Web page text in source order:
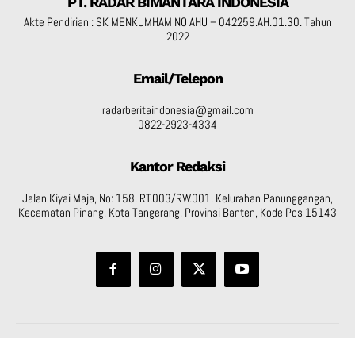
Akte Pendirian : SK MENKUMHAM NO AHU – 042259.AH.01.30. Tahun
2022
Email/Telepon
radarberitaindonesia@gmail.com
0822-2923-4334
Kantor Redaksi
Jalan Kiyai Maja, No: 158, RT.003/RW.001, Kelurahan Panunggangan,
Kecamatan Pinang, Kota Tangerang, Provinsi Banten, Kode Pos 15143